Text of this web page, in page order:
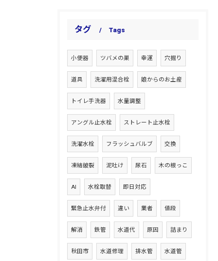
タグ Tags
小便器 ツバメの巣 幸運 穴掘り
道具 洗濯用混合栓 娘からのお土産
トイレ手洗器 水量調整
アングル止水栓 ストレート止水栓
洗濯水栓 フラッシュバルブ 交換
凍結破裂 泥吐け 尿石 木の根っこ
AI 水栓取替 即日対応
緊急止水弁付 違い 業者 値段
解消 鉄管 水道代 原因 詰まり
秋田市 水道修理 排水管 水道管